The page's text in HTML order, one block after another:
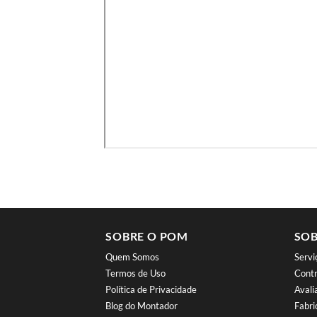
SOBRE O POM
Quem Somos
Termos de Uso
Política de Privacidade
Blog do Montador